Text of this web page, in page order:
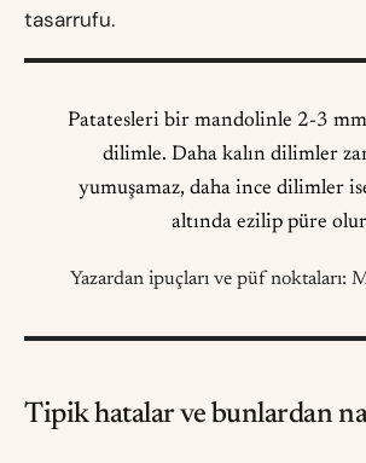
tasarrufu.
Patatesleri bir mandolinle 2-3 mm
dilimle. Daha kalın dilimler
yumuşamaz, daha ince dilimler
altında ezilip püre
Yazardan ipuçları ve püf noktaları:
Tipik hatalar ve bunlardan